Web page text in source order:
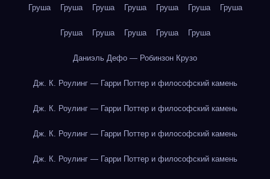
Груша Груша Груша Груша Груша Груша Груша
Груша Груша Груша Груша Груша
Даниэль Дефо — Робинзон Крузо
Дж. К. Роулинг — Гарри Поттер и философский камень
Дж. К. Роулинг — Гарри Поттер и философский камень
Дж. К. Роулинг — Гарри Поттер и философский камень
Дж. К. Роулинг — Гарри Поттер и философский камень